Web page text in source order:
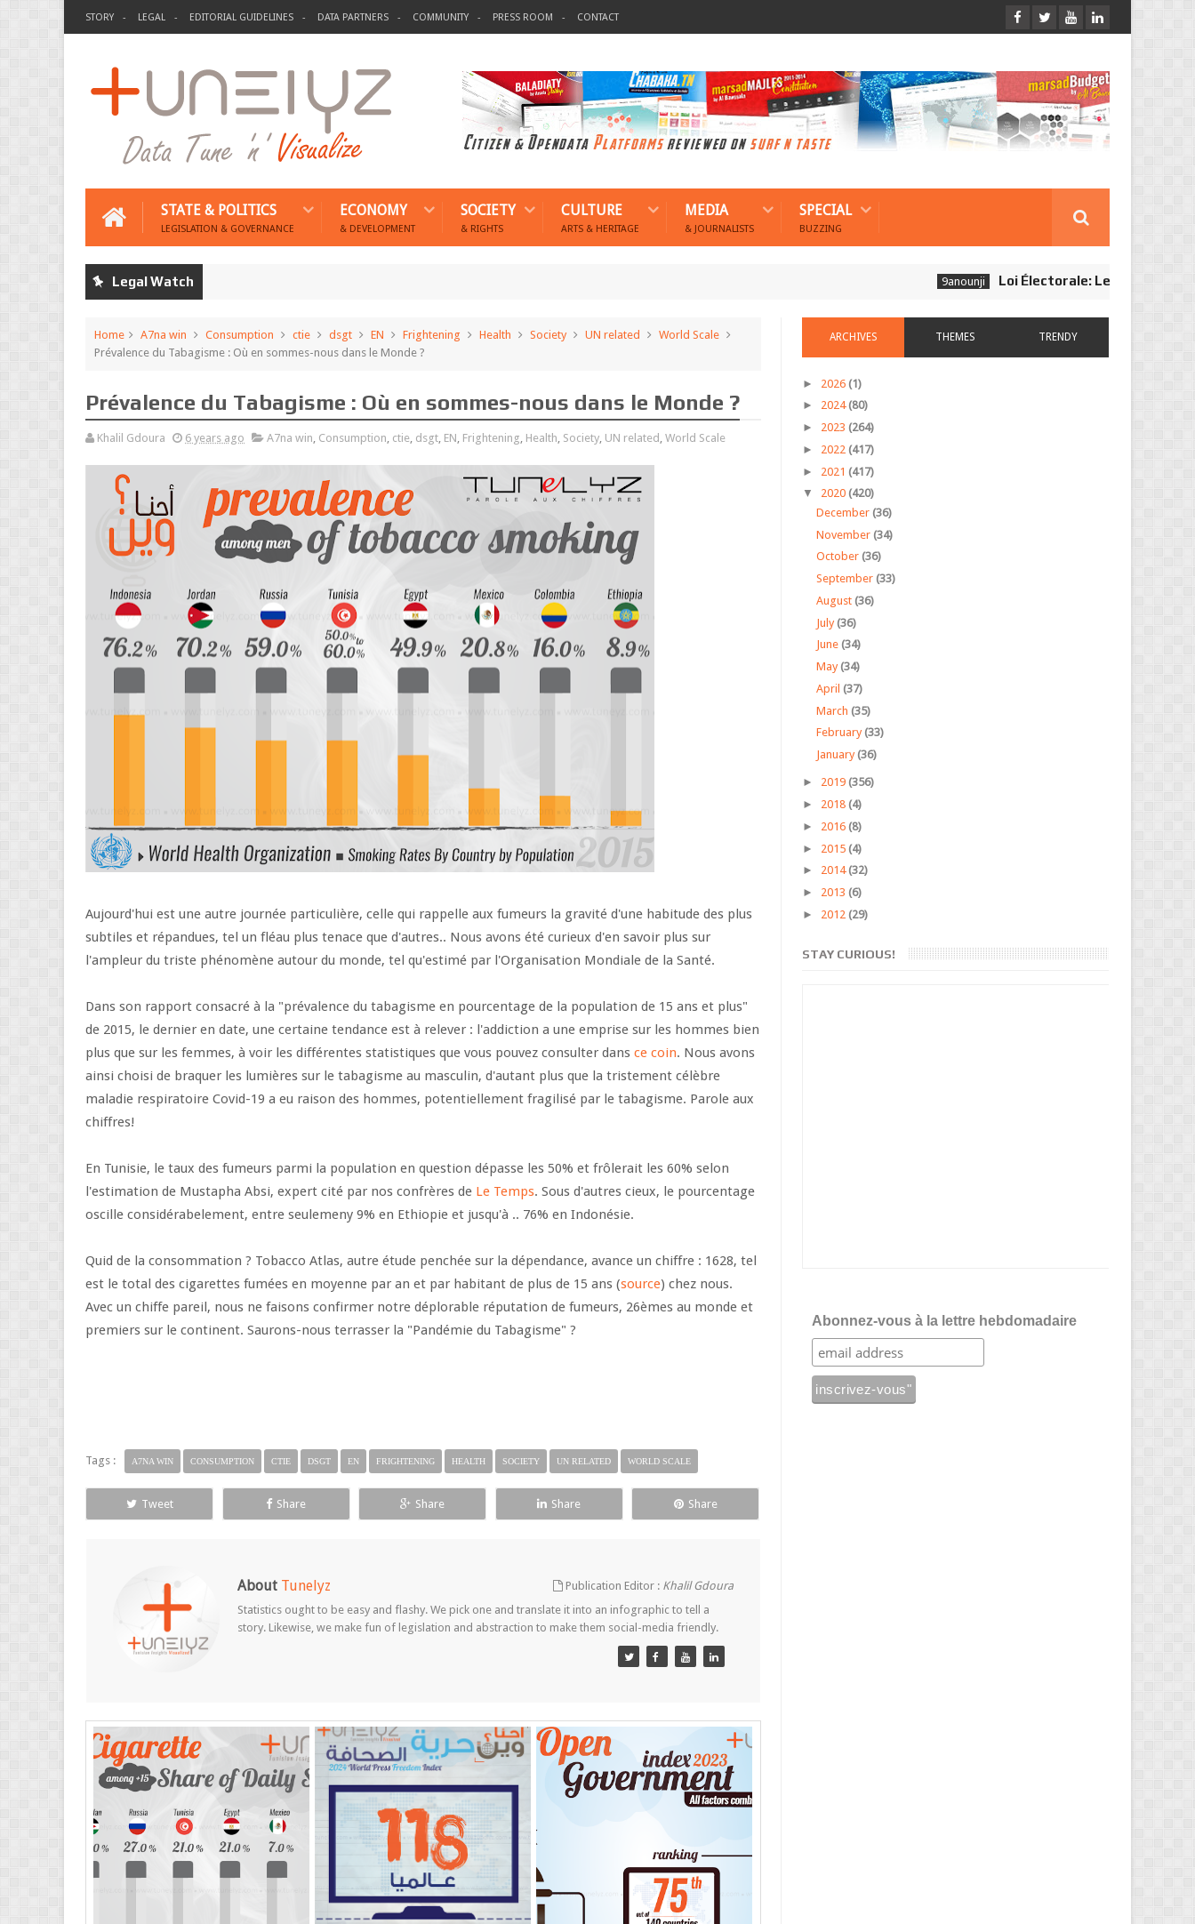
STORY LEGAL EDITORIAL GUIDELINES DATA PARTNERS COMMUNITY PRESS ROOM CONTACT
STATE & POLITICS
LEGISLATION & GOVERNANCE
ECONOMY
& DEVELOPMENT
SOCIETY
& RIGHTS
CULTURE
ARTS & HERITAGE
MEDIA
& JOURNALISTS
SPECIAL
BUZZING
Legal Watch Loi Électorale: Les Journalistes Ne
Home A7na win Consumption ctie dsgt EN Frightening Health Society UN related
World Scale
Prévalence du Tabagisme : Où en sommes-nous dans le Monde ?
Prévalence du Tabagisme : Où en sommes-nous dans le Monde ?
Khalil Gdoura 6 years ago A7na win, Consumption, ctie, dsgt, EN, Frightening, Health, Society, UN related , World Scale
Aujourd'hui est une autre journée particulière, celle qui rappelle aux fumeurs la gravité d'une habitude des plus
subtiles et répandues, tel un fléau plus tenace que d'autres.. Nous avons été curieux d'en savoir plus sur
l'ampleur du triste phénomène autour du monde, tel qu'estimé par l'Organisation Mondiale de la Santé.
Dans son rapport consacré à la "prévalence du tabagisme en pourcentage de la population de 15 ans et plus"
de 2015, le dernier en date, une certaine tendance est à relever : l'addiction a une emprise sur les hommes bien
plus que sur les femmes, à voir les différentes statistiques que vous pouvez consulter dans ce coin. Nous avons
ainsi choisi de braquer les lumières sur le tabagisme au masculin, d'autant plus que la tristement célèbre
maladie respiratoire Covid-19 a eu raison des hommes, potentiellement fragilisé par le tabagisme. Parole aux
chiffres!
En Tunisie, le taux des fumeurs parmi la population en question dépasse les 50% et frôlerait les 60% selon
l'estimation de Mustapha Absi, expert cité par nos confrères de Le Temps. Sous d'autres cieux, le pourcentage
oscille considérabelement, entre seulemeny 9% en Ethiopie et jusqu'à .. 76% en Indonésie.
Quid de la consommation ? Tobacco Atlas, autre étude penchée sur la dépendance, avance un chiffre : 1628, tel
est le total des cigarettes fumées en moyenne par an et par habitant de plus de 15 ans (source) chez nous.
Avec un chiffe pareil, nous ne faisons confirmer notre déplorable réputation de fumeurs, 26èmes au monde et
premiers sur le continent. Saurons-nous terrasser la "Pandémie du Tabagisme" ?
Tags : A7NA WIN CONSUMPTION CTIE DSGT EN FRIGHTENING HEALTH SOCIETY UN RELATED WORLD SCALE
Tweet Share Share Share Share
About Tunelyz Publication Editor : Khalil Gdoura
Statistics ought to be easy and flashy. We pick one and translate it into an infographic to tell a
story. Likewise, we make fun of legislation and abstraction to make them social-media friendly.
ARCHIVES THEMES TRENDY
► 2026 (1)
► 2024 (80)
► 2023 (264)
► 2022 (417)
► 2021 (417)
▼ 2020 (420)
December (36)
November (34)
October (36)
September (33)
August (36)
July (36)
June (34)
May (34)
April (37)
March (35)
February (33)
January (36)
► 2019 (356)
► 2018 (4)
► 2016 (8)
► 2015 (4)
► 2014 (32)
► 2013 (6)
► 2012 (29)
STAY CURIOUS!
Abonnez-vous à la lettre hebdomadaire